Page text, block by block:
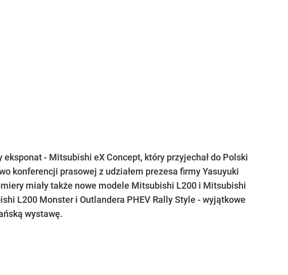
- Mitsubishi eX Concept, który przyjechał do Polski
konferencji prasowej z udziałem prezesa firmy Yasuyuki
miały także nowe modele Mitsubishi L200 i Mitsubishi
L200 Monster i Outlandera PHEV Rally Style - wyjątkowe
wystawę.